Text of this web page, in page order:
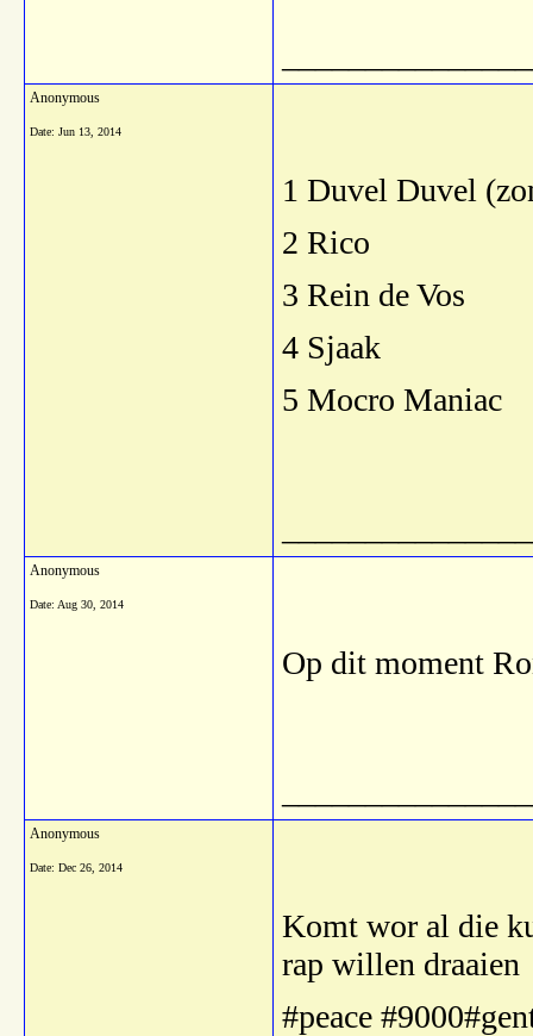
Anonymous
Date: Jun 13, 2014
1 Duvel Duvel
2 Rico
3 Rein de Vos
4 Sjaak
5 Mocro Maniac
Anonymous
Date: Aug 30, 2014
Op dit moment
Anonymous
Date: Dec 26, 2014
Komt wor al die
rap willen draaien
#peace